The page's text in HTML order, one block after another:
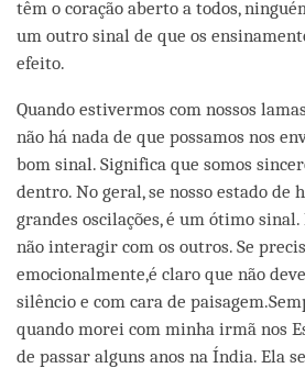
têm o coração aberto a todos,
um outro sinal de que os
efeito.
Quando estivermos com nossos
não há nada de que possamos nos
bom sinal. Significa que somos
dentro. No geral, se nosso estado de
grandes oscilações, é um ótimo
não interagir com os outros. Se
emocionalmente,é claro que não
silêncio e com cara de
quando morei com minha irmã nos
de passar alguns anos na Índia. Ela